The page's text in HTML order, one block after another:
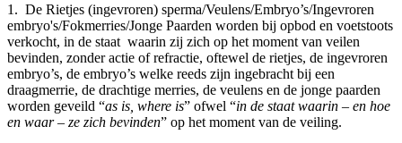
1. De Rietjes (ingevroren) sperma/Veulens/Embryo’s/Ingevroren
embryo's/Fokmerries/Jonge Paarden worden bij opbod en voetstoots
verkocht, in de staat waarin zij zich op het moment van veilen
bevinden, zonder actie of refractie, oftewel de rietjes, de ingevroren
embryo’s, de embryo’s welke reeds zijn ingebracht bij een
draagmerrie, de drachtige merries, de veulens en de jonge paarden
worden geveild “as is, where is” ofwel “in de staat waarin – en hoe
en waar – ze zich bevinden” op het moment van de veiling.